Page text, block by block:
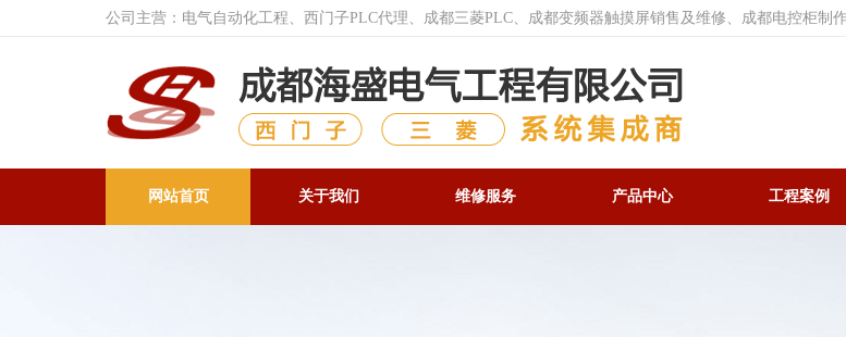
公司主营：电气自动化工程、西门子PLC代理、成都三菱PLC、成都变频器触摸屏销售及维修、成都电控柜制
网站首页 关于我们 维修服务 产品中心 工程案例